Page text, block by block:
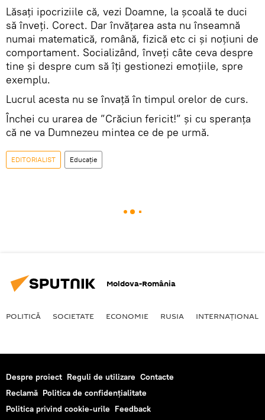
Lăsați ipocriziile că, vezi Doamne, la școală te duci
să înveți. Corect. Dar învățarea asta nu înseamnă
numai matematică, română, fizică etc ci și noțiuni de
comportament. Socializând, înveți câte ceva despre
tine și despre cum să îți gestionezi emoțiile, spre
exemplu.
Lucrul acesta nu se învață în timpul orelor de curs.
Închei cu urarea de ”Crăciun fericit!” și cu speranța
că ne va Dumnezeu mintea ce de pe urmă.
EDITORIALIST Educație
Moldova-România
POLITICĂ SOCIETATE ECONOMIE RUSIA INTERNAŢIONAL
Despre proiect Reguli de utilizare Contacte
Reclamă Politica de confidențialitate
Politica privind cookie-urile Feedback